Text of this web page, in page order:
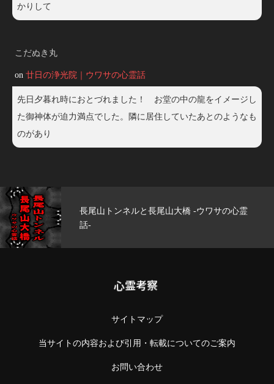
かりして
こだぬき丸
on 廿日の浄光院｜ウワサの心霊話
先日夕暮れ時におとづれました！ お堂の中の龍をイメージし
た御神体が迫力満点でした。隣に居住していたあとのようなも
のがあり
玄武洞公園 -ウワサの心霊話-
心霊考察
サイトマップ
当サイトの内容および引用・転載についてのご案内
お問い合わせ